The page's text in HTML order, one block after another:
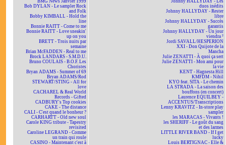
BMG News Janvier 1999
Bob DYLAN - Le sampler Rock
and Folk
Bobby KIMBALL - Hold the
line
Bonnie RAITT - Come to me
Bonnie RAITT - Love sneakin'
up on you
BRETT - Trois nuits par
semaine
Brian McFADDEN - Real to me
Brock LANDARS - S.M.D.U.
Bruno COULAIS - B.O.F. Les
Choristes
Bryan ADAMS - Summer of 69
Bryan ADAMS/Rod
STEWART/STING - All for
love
CACHAREL & Real World
Records - Gifted
CADBURY's Top cookies
CAKE - The distance
CALI - C'est quand le bonheur ?
CARHARTT - Old new soul
Carole KING tribute - Tapestry
revisited
Caroline LEGRAND - Comme
un train qui roule
CASINO - Maintenant c'est à
Johnny HALLYDAY - Les
duos inédits
Johnny HALLYDAY - Rester
libre
Johnny HALLYDAY - Succès
garantis
Johnny HALLYDAY - Un jour
viendra ²
Jordi SAVALL/HESPERION
XXI - Don Quijote de la
Mancha
Julie ZENATTI - À quoi ça sert
Julie ZENATTI - Mon ami pour
la vie
KENT - Hagnesta Hill
KMFDM - Nihil
KYO feat. SITA - Le chemin
LA STRADA - La saison des
bouffons (en concert)
Laurence EQUILBEY -
ACCENTUS/Transcriptions
Lenny KRAVITZ - In-store play
sampler
les MARACAS - Vivants !
les SHERIFF - Le goût du sang
et des larmes
LITTLE RIVER BAND - If I get
lucky
Louis BERTIGNAC - Elle &